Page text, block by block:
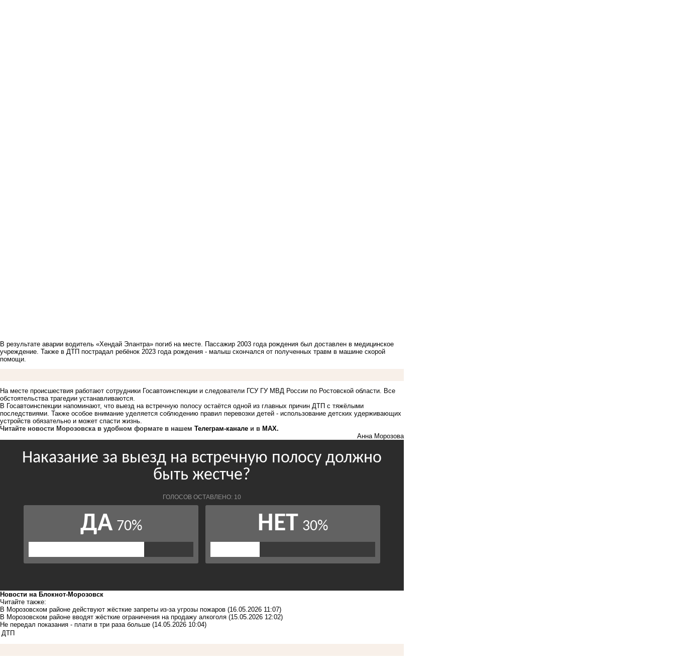
В результате аварии водитель «Хендай Элантра» погиб на месте. Пассажир 2003 года рождения был доставлен в медицинское
учреждение. Также в ДТП пострадал ребёнок 2023 года рождения - малыш скончался от полученных травм в машине скорой
помощи.
На месте происшествия работают сотрудники Госавтоинспекции и следователи ГСУ ГУ МВД России по Ростовской области. Все
обстоятельства трагедии устанавливаются.
В Госавтоинспекции напоминают, что выезд на встречную полосу остаётся одной из главных причин ДТП с тяжёлыми
последствиями. Также особое внимание уделяется соблюдению правил перевозки детей - использование детских удерживающих
устройств обязательно и может спасти жизнь.
Читайте новости Морозовска в удобном формате в нашем Телеграм-канале и в MAX.
Анна Морозова
Новости на Блoкнoт-Морозовск
Читайте также:
В Морозовском районе действуют жёсткие запреты из-за угрозы пожаров (16.05.2026 11:07)
В Морозовском районе вводят жёсткие ограничения на продажу алкоголя (15.05.2026 12:02)
Не передал показания - плати в три раза больше (14.05.2026 10:04)
ДТП